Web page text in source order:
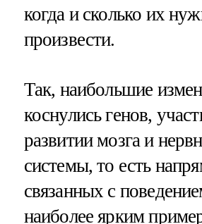
когда и сколько их
произвести.
Так, наибольшие
коснулись генов,
развитии мозга и
системы, то есть
связанных с
наиболее ярким